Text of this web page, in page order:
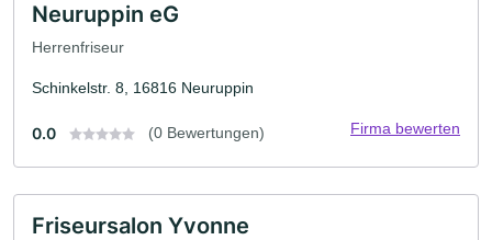
Neuruppin eG
Herrenfriseur
Schinkelstr. 8, 16816 Neuruppin
0.0 (0 Bewertungen) Firma bewerten
Friseursalon Yvonne